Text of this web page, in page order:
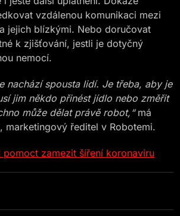
vzdálenou komunikaci mezi
jejich blízkými. Nebo doručovat
k zjišťování, jestli je dotyčný
nemocí.
nachází spousta lidí. Je třeba, aby je
jim někdo přinést jídlo nebo změřit
může dělat právě robot,“má
marketingový ředitel v Robotemi.
zamezit šíření koronaviru